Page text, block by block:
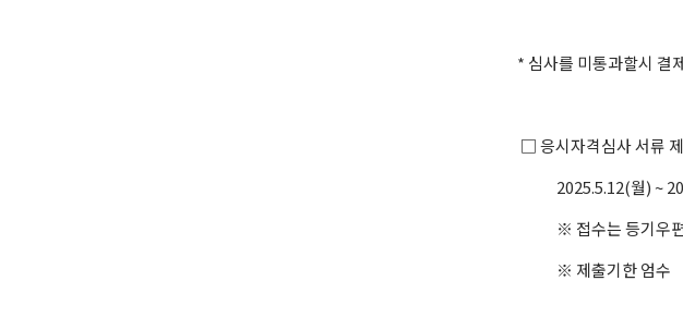
* 심사를 미통과할시 결
□ 응시자격심사 서류
2025.5.12(월) ~
※ 접수는 등기우편
※ 제출기한 엄수